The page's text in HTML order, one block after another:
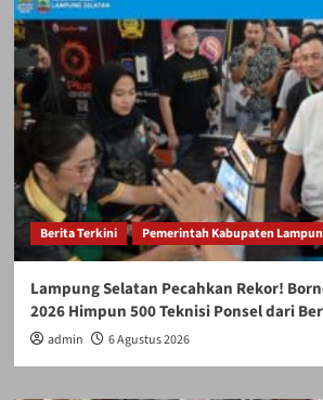
Berita Terkini Pemerintah Kabupaten
Lampung Selatan Pecahkan Rekor!
2026 Himpun 500 Teknisi Ponsel dari
admin 6 Agustus 2026